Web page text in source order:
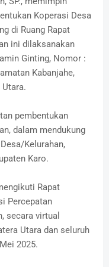
Koperasi Desa
di Ruang Rapat
ini dilaksanakan
Ginting, Nomor :
Kabanjahe,
pembentukan
dalam mendukung
Kelurahan,
Karo.
Rapat
Percepatan
secara virtual
Utara dan seluruh
2025.